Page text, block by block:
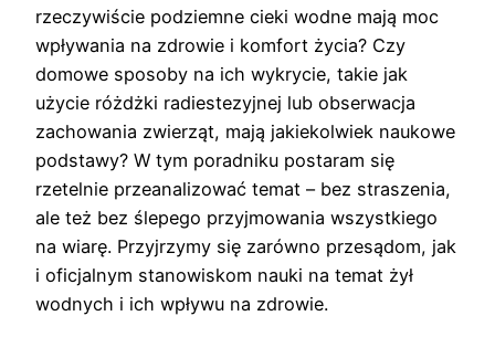
rzeczywiście podziemne cieki wodne mają moc
wpływania na zdrowie i komfort życia? Czy
domowe sposoby na ich wykrycie, takie jak
użycie różdżki radiestezyjnej lub obserwacja
zachowania zwierząt, mają jakiekolwiek naukowe
podstawy? W tym poradniku postaram się
rzetelnie przeanalizować temat – bez straszenia,
ale też bez ślepego przyjmowania wszystkiego
na wiarę. Przyjrzymy się zarówno przesądom, jak
i oficjalnym stanowiskom nauki na temat żył
wodnych i ich wpływu na zdrowie.